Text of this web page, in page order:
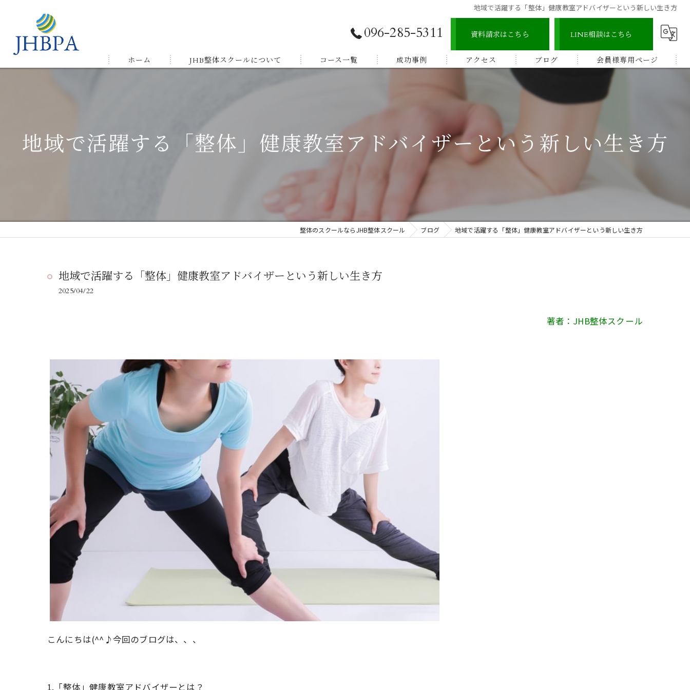
地域で活躍する「整体」健康教室アドバイザーという新しい生き方
096-285-5311 資料請求はこちら LINE相談はこちら
ホーム JHB整体スクールについて
受講生の声＆体験談
コース一覧
家族を癒したい
成功事例 アクセス
宇城市三角地区
宇城市松橋地区
熊本南地区
ブログ
コラム
会員様専用ページ
認定整体師コース
顔つぼコース
地域で活躍する「整体」健康教室アドバイザーという新しい生き方
整体のスクールならJHB整体スクール ブログ 地域で活躍する「整体」健康教室アドバイザーという新しい生き方
地域で活躍する「整体」健康教室アドバイザーという新しい生き方
2025/04/22
著者：JHB整体スクール
こんにちは(^^♪今回のブログは、、、
1.「整体」健康教室アドバイザーとは？